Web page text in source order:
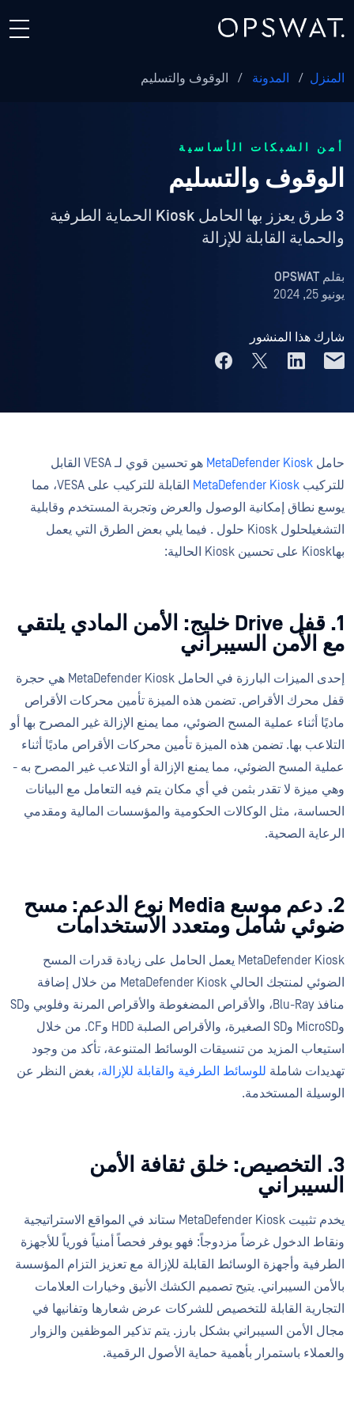
المنزل / المدونة / الوقوف والتسليم
أمن الشبكات الأساسية
الوقوف والتسليم
3 طرق يعزز بها الحامل Kiosk الحماية الطرفية
والحماية القابلة للإزالة
بقلم OPSWAT
يونيو 25, 2024
شارك هذا المنشور
حامل MetaDefender Kiosk
هو تحسين قوي لـ VESA القابل
للتركيب MetaDefender Kiosk
القابلة للتركيب على VESA، مما
يوسع نطاق إمكانية الوصول والعرض وتجربة المستخدم وقابلية
التشغيلحلول Kiosk حلول . فيما يلي بعض الطرق التي يعمل
بهاKiosk على تحسين Kiosk الحالية:
1. قفل Drive خليج: الأمن المادي يلتقي
مع الأمن السيبراني
إحدى الميزات البارزة في الحامل MetaDefender Kiosk هي حجرة
قفل محرك الأقراص. تضمن هذه الميزة تأمين محركات الأقراص
ماديًا أثناء عملية المسح الضوئي، مما يمنع الإزالة غير المصرح بها أو
التلاعب بها. تضمن هذه الميزة تأمين محركات الأقراص ماديًا أثناء
عملية المسح الضوئي، مما يمنع الإزالة أو التلاعب غير المصرح به -
وهي ميزة لا تقدر بثمن في أي مكان يتم فيه التعامل مع البيانات
الحساسة، مثل الوكالات الحكومية والمؤسسات المالية ومقدمي
الرعاية الصحية.
2. دعم موسع Media نوع الدعم: مسح
ضوئي شامل ومتعدد الاستخدامات
MetaDefender Kiosk يعمل الحامل على زيادة قدرات المسح
الضوئي لمنتجك الحالي MetaDefender Kiosk من خلال إضافة
منافذ Blu-Ray، والأقراص المضغوطة والأقراص المرنة وفلوبي وSD
وMicroSD وSD الصغيرة، والأقراص الصلبة HDD وCF. من خلال
استيعاب المزيد من تنسيقات الوسائط المتنوعة، تأكد من وجود
تهديدات شاملة للوسائط الطرفية والقابلة للإزالة، بغض النظر عن
الوسيلة المستخدمة.
3. التخصيص: خلق ثقافة الأمن
السيبراني
يخدم تثبيت MetaDefender Kiosk ستاند في المواقع الاستراتيجية
ونقاط الدخول غرضاً مزدوجاً: فهو يوفر فحصاً أمنياً فورياً للأجهزة
الطرفية وأجهزة الوسائط القابلة للإزالة مع تعزيز التزام المؤسسة
بالأمن السيبراني. يتيح تصميم الكشك الأنيق وخيارات العلامات
التجارية القابلة للتخصيص للشركات عرض شعارها وتفانيها في
مجال الأمن السيبراني بشكل بارز. يتم تذكير الموظفين والزوار
والعملاء باستمرار بأهمية حماية الأصول الرقمية.